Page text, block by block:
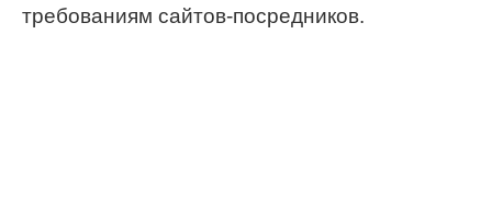
требованиям сайтов-посредников.